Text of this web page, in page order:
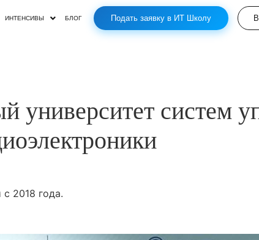
ИНТЕНСИВЫ БЛОГ Подать заявку в ИТ Школу
университет систем
2018 года.